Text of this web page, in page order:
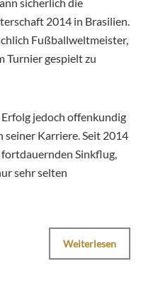
2014 in Brasilien.
Fußballweltmeister,
Turnier gespielt zu
jedoch offenkundig
Karriere. Seit 2014
Sinkflug,
sehr selten
Weiterlesen